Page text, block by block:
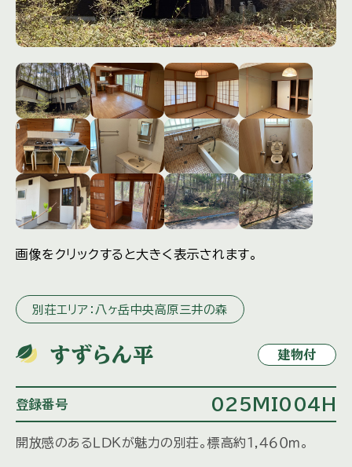
画像をクリックすると大きく表示されます。
別荘エリア：八ヶ岳中央高原三井の森
すずらん平 建物付
登録番号 025MI004H
開放感のあるＬＤＫが魅力の別荘。標高約１,４６０ｍ。